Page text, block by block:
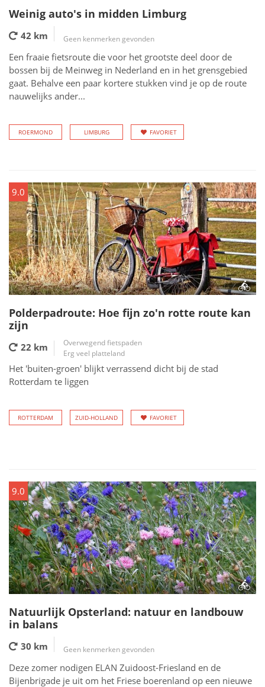
Weinig auto's in midden Limburg
42 km Geen kenmerken gevonden
Een fraaie fietsroute die voor het grootste deel door de
bossen bij de Meinweg in Nederland en in het grensgebied
gaat. Behalve een paar kortere stukken vind je op de route
nauwelijks ander...
ROERMOND LIMBURG FAVORIET
9.0
Polderpadroute: Hoe fijn zo'n rotte route kan
zijn
22 km
Overwegend fietspaden
Erg veel platteland
Het 'buiten-groen' blijkt verrassend dicht bij de stad
Rotterdam te liggen
ROTTERDAM ZUID-HOLLAND FAVORIET
9.0
Natuurlijk Opsterland: natuur en landbouw
in balans
30 km Geen kenmerken gevonden
Deze zomer nodigen ELAN Zuidoost-Friesland en de
Bijenbrigade je uit om het Friese boerenland op een nieuwe